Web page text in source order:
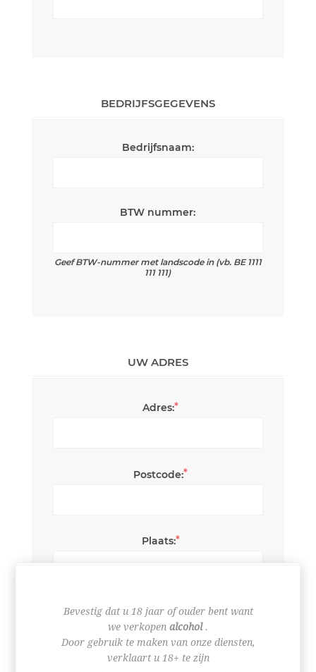
BEDRIJFSGEGEVENS
Bedrijfsnaam:
BTW nummer:
Geef BTW-nummer met landscode in (vb. BE 1111
111 111)
UW ADRES
Adres:*
Postcode:*
Plaats:*
Land:*
Bevestig dat u 18 jaar of ouder bent want
we verkopen alcohol.
Door gebruik te maken van onze diensten,
verklaart u 18+ te zijn